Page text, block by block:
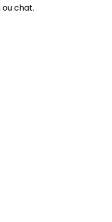
chat.